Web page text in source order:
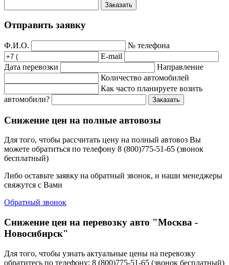
Заказать
Отправить заявку
Ф.И.О.
№ телефона
E-mail
Дата перевозки
Направление
Количество автомобилей
Как часто планируете возить
автомобили?
Заказать
Снижение цен на полные автовозы
Для того, чтобы рассчитать цену на полный автовоз Вы
можете обратиться по телефону 8 (800)775-51-65 (звонок
бесплатный)
Либо оставьте заявку на обратный звонок, и наши менеджеры
свяжутся с Вами
Обратный звонок
Снижение цен на перевозку авто "Москва -
Новосибирск"
Для того, чтобы узнать актуальные цены на перевозку
обратитесь по телефону: 8 (800)775-51-65 (звонок бесплатный)